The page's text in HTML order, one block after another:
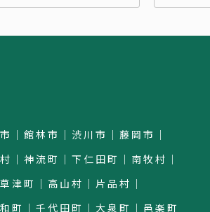
｜館林市｜渋川市｜藤岡市｜
｜神流町｜下仁田町｜南牧村｜
津町｜高山村｜片品村｜
町｜千代田町｜大泉町｜邑楽町